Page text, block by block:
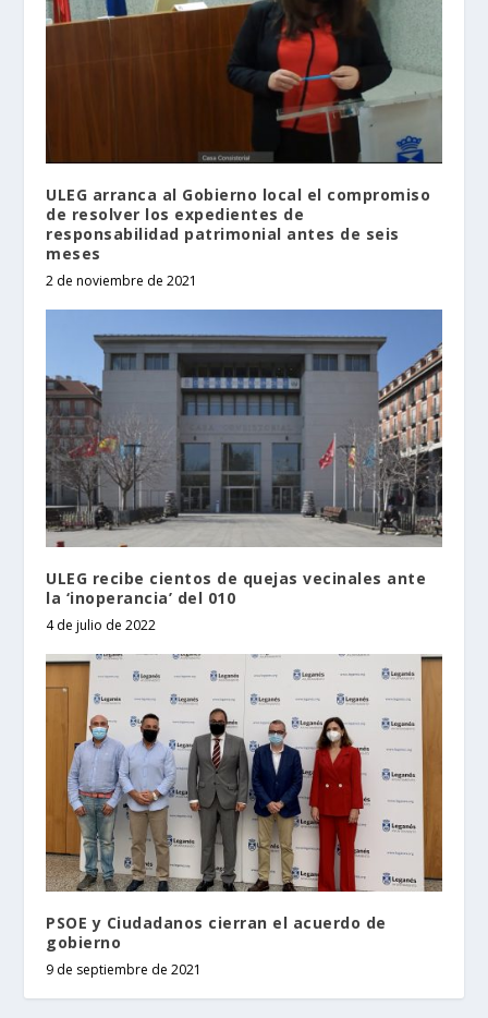
ULEG arranca al Gobierno local el compromiso
de resolver los expedientes de
responsabilidad patrimonial antes de seis
meses
2 de noviembre de 2021
ULEG recibe cientos de quejas vecinales ante
la ‘inoperancia’ del 010
4 de julio de 2022
PSOE y Ciudadanos cierran el acuerdo de
gobierno
9 de septiembre de 2021